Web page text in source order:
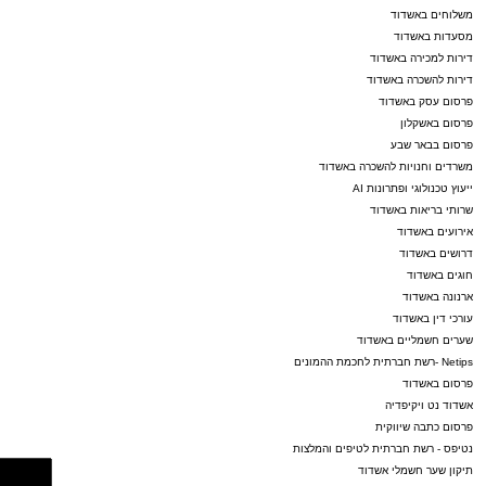
משלוחים באשדוד
מסעדות באשדוד
דירות למכירה באשדוד
דירות להשכרה באשדוד
פרסום עסק באשדוד
פרסום באשקלון
פרסום בבאר שבע
משרדים וחנויות להשכרה באשדוד
ייעוץ טכנולוגי ופתרונות AI
שרותי בריאות באשדוד
אירועים באשדוד
דרושים באשדוד
חוגים באשדוד
ארנונה באשדוד
עורכי דין באשדוד
שערים חשמליים באשדוד
Netips -רשת חברתית לחכמת ההמונים
פרסום באשדוד
אשדוד נט ויקיפדיה
פרסום כתבה שיווקית
נטיפס - רשת חברתית לטיפים והמלצות
תיקון שער חשמלי אשדוד